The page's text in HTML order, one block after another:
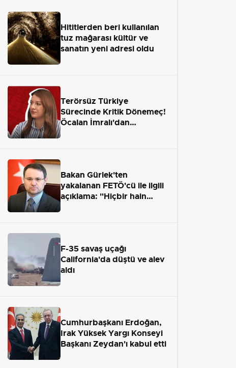
Hititlerden beri kullanılan
tuz mağarası kültür ve
sanatın yeni adresi oldu
Terörsüz Türkiye
Sürecinde Kritik Dönemeç!
Öcalan İmralı'dan
Bakan Gürlek'ten
yakalanan FETÖ'cü ile ilgili
açıklama: "Hiçbir hain
F-35 savaş uçağı
California'da düştü ve alev
aldı
Cumhurbaşkanı Erdoğan,
Irak Yüksek Yargı Konseyi
Başkanı Zeydan'ı kabul etti